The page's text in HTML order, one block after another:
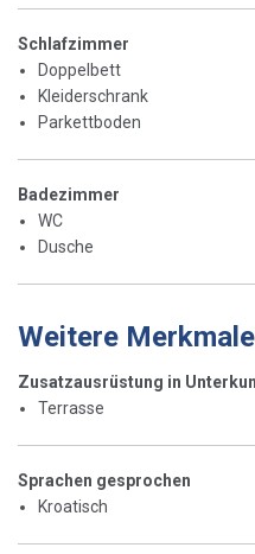
Schlafzimmer
Doppelbett
Kleiderschrank
Parkettboden
Badezimmer
WC
Dusche
Weitere
Zusatzausrüstung in
Terrasse
Sprachen gesprochen
Kroatisch